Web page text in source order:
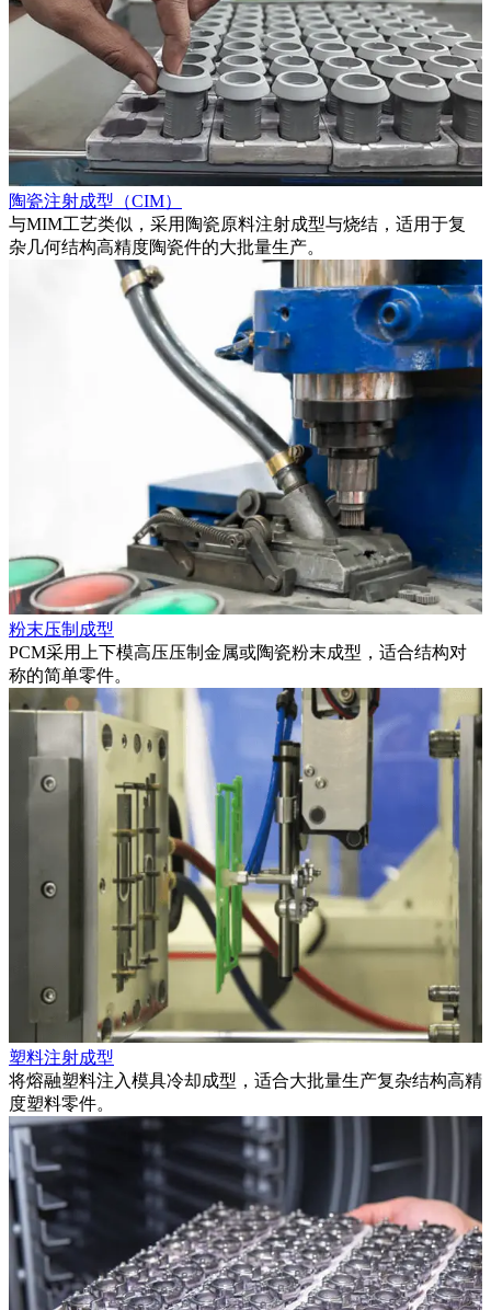
陶瓷注射成型（CIM）
与MIM工艺类似，采用陶瓷原料注射成型与烧结，适用于复
杂几何结构高精度陶瓷件的大批量生产。
粉末压制成型
PCM采用上下模高压压制金属或陶瓷粉末成型，适合结构对
称的简单零件。
塑料注射成型
将熔融塑料注入模具冷却成型，适合大批量生产复杂结构高精
度塑料零件。